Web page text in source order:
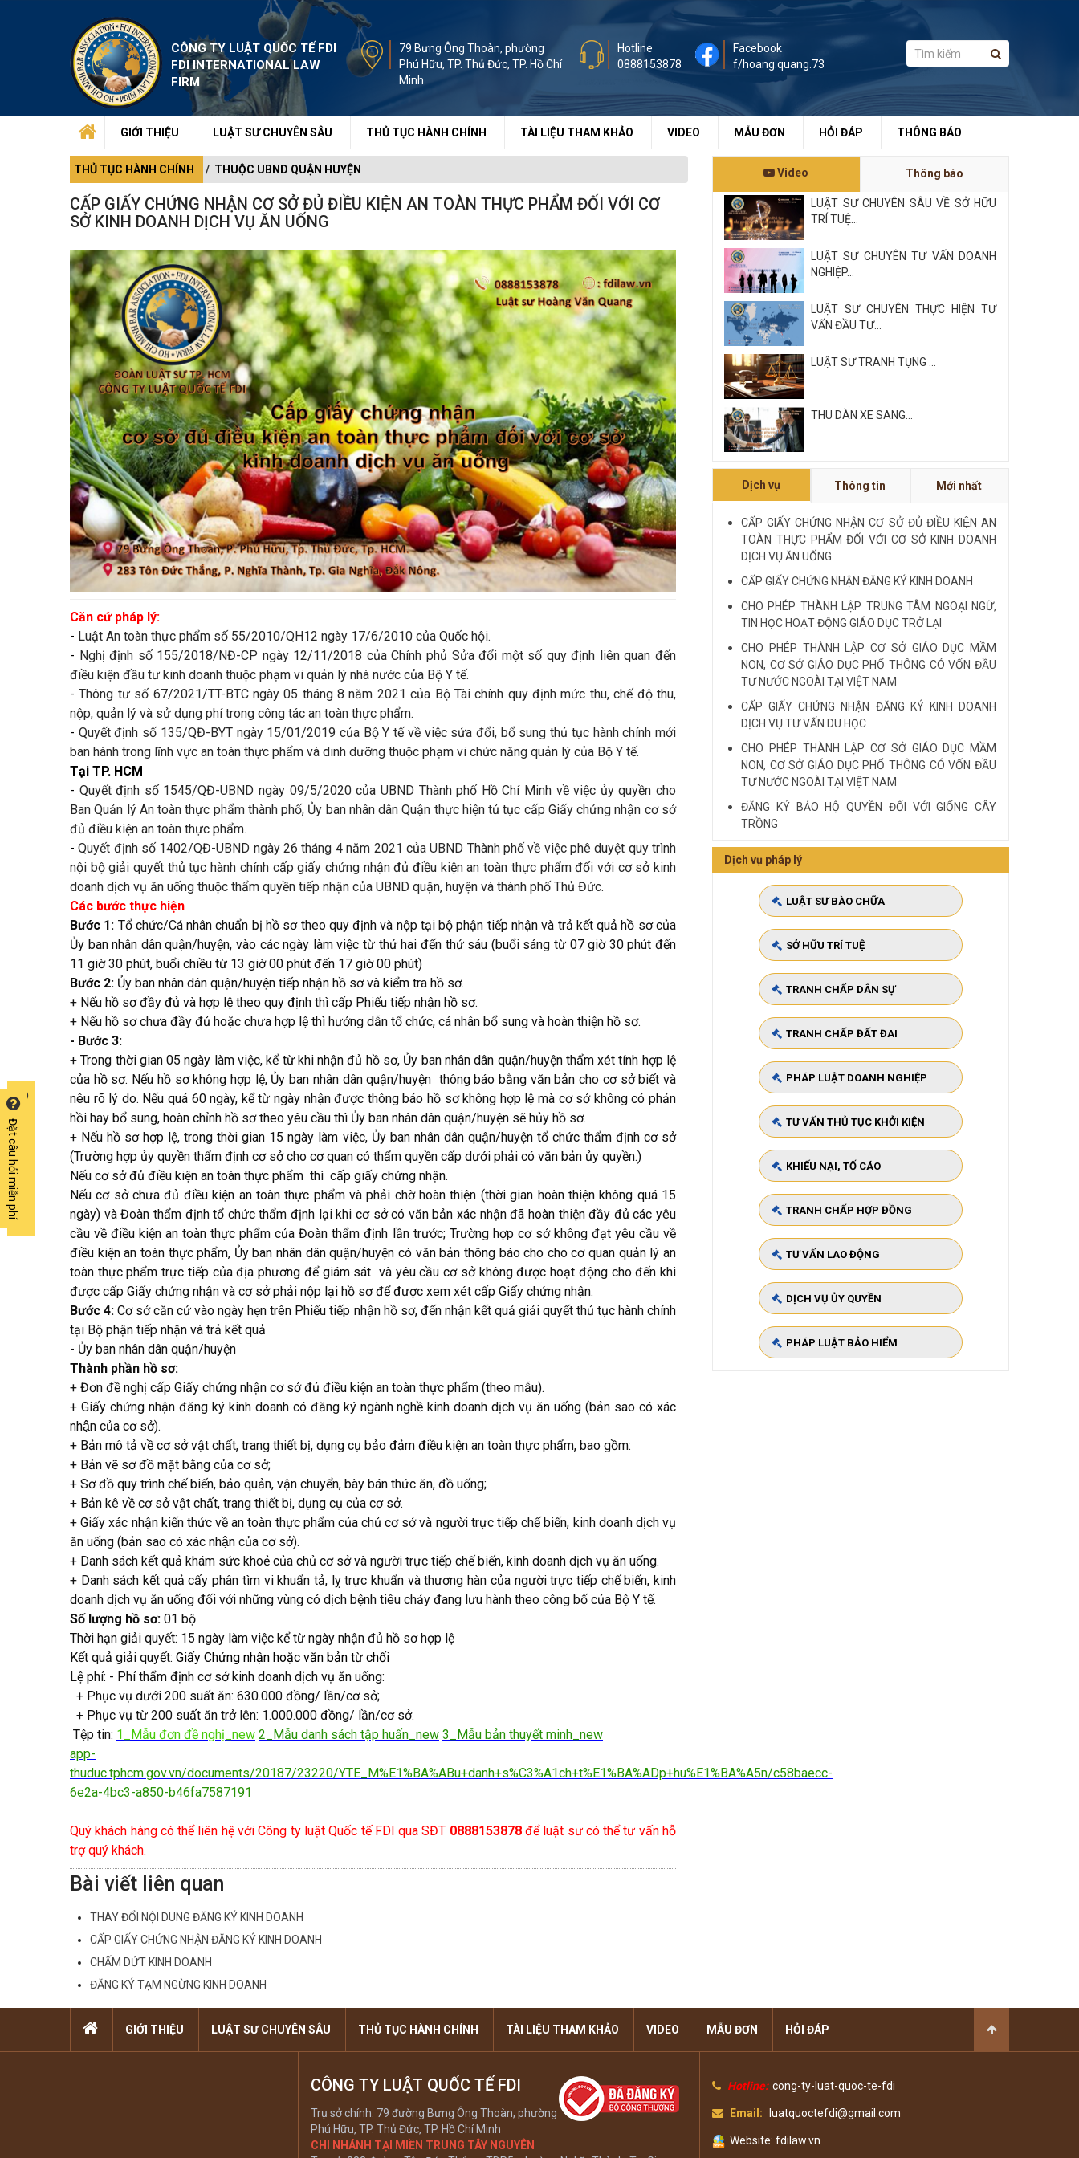
CÔNG TY LUẬT QUỐC TẾ FDI
FDI INTERNATIONAL LAW
FIRM
79 Bưng Ông Thoàn, phường
Phú Hữu, TP. Thủ Đức, TP. Hồ Chí
Minh
Hotline
0888153878
Facebook
f/hoang.quang.73
GIỚI THIỆU LUẬT SƯ CHUYÊN SÂU THỦ TỤC HÀNH CHÍNH TÀI LIỆU THAM KHẢO VIDEO MẪU ĐƠN HỎI ĐÁP THÔNG BÁO
THỦ TỤC HÀNH CHÍNH THUỘC UBND QUẬN HUYỆN
CẤP GIẤY CHỨNG NHẬN CƠ SỞ ĐỦ ĐIỀU KIỆN AN TOÀN THỰC PHẨM ĐỐI VỚI CƠ
SỞ KINH DOANH DỊCH VỤ ĂN UỐNG
Căn cứ pháp lý:
- Luật An toàn thực phẩm số 55/2010/QH12 ngày 17/6/2010 của Quốc hội.
- Nghị định số 155/2018/NĐ-CP ngày 12/11/2018 của Chính phủ Sửa đổi một số quy định liên quan đến
điều kiện đầu tư kinh doanh thuộc phạm vi quản lý nhà nước của Bộ Y tế.
-Thông tư số 67/2021/TT-BTC ngày 05 tháng 8 năm 2021 của Bộ Tài chính quy định mức thu, chế độ thu,
nộp, quản lý và sử dụng phí trong công tác an toàn thực phẩm.
- Quyết định số 135/QĐ-BYT ngày 15/01/2019 của Bộ Y tế về việc sửa đổi, bổ sung thủ tục hành chính mới
ban hành trong lĩnh vực an toàn thực phẩm và dinh dưỡng thuộc phạm vi chức năng quản lý của Bộ Y tế.
Tại TP. HCM
- Quyết định số 1545/QĐ-UBND ngày 09/5/2020 của UBND Thành phố Hồ Chí Minh về việc ủy quyền cho
Ban Quản lý An toàn thực phẩm thành phố, Ủy ban nhân dân Quận thực hiện tủ tục cấp Giấy chứng nhận cơ sở
đủ điều kiện an toàn thực phẩm.
-Quyết định số 1402/QĐ-UBND ngày 26 tháng 4 năm 2021 của UBND Thành phố về việc phê duyệt quy trình
nội bộ giải quyết thủ tục hành chính cấp giấy chứng nhận đủ điều kiện an toàn thực phẩm đối với cơ sở kinh
doanh dịch vụ ăn uống thuộc thẩm quyền tiếp nhận của UBND quận, huyện và thành phố Thủ Đức.
Các bước thực hiện
Bước 1 : Tổ chức/Cá nhân chuẩn bị hồ sơ theo quy định và nộp tại bộ phận tiếp nhận và trả kết quả hồ sơ của
Ủy ban nhân dân quận/huyện, vào các ngày làm việc từ thứ hai đến thứ sáu (buổi sáng từ 07 giờ 30 phút đến
11 giờ 30 phút, buổi chiều từ 13 giờ 00 phút đến 17 giờ 00 phút)
Bước 2: Ủy ban nhân dân quận/huyện tiếp nhận hồ sơ và kiểm tra hồ sơ.
+ Nếu hồ sơ đầy đủ và hợp lệ theo quy định thì cấp Phiếu tiếp nhận hồ sơ.
+ Nếu hồ sơ chưa đầy đủ hoặc chưa hợp lệ thì hướng dẫn tổ chức, cá nhân bổ sung và hoàn thiện hồ sơ.
- Bước 3:
+ Trong thời gian 05 ngày làm việc, kể từ khi nhận đủ hồ sơ, Ủy ban nhân dân quận/huyện thẩm xét tính hợp lệ
của hồ sơ. Nếu hồ sơ không hợp lệ, Ủy ban nhân dân quận/huyện thông báo bằng văn bản cho cơ sở biết và
nêu rõ lý do. Nếu quá 60 ngày, kể từ ngày nhận được thông báo hồ sơ không hợp lệ mà cơ sở không có phản
hồi hay bổ sung, hoàn chỉnh hồ sơ theo yêu cầu thì Ủy ban nhân dân quận/huyện sẽ hủy hồ sơ.
+ Nếu hồ sơ hợp lệ, trong thời gian 15 ngày làm việc, Ủy ban nhân dân quận/huyện tổ chức thẩm định cơ sở
(Trường hợp ủy quyền thẩm định cơ sở cho cơ quan có thẩm quyền cấp dưới phải có văn bản ủy quyền.)
Nếu cơ sở đủ điều kiện an toàn thực phẩm thì cấp giấy chứng nhận.
Nếu cơ sở chưa đủ điều kiện an toàn thực phẩm và phải chờ hoàn thiện (thời gian hoàn thiện không quá 15
ngày) và Đoàn thẩm định tổ chức thẩm định lại khi cơ sở có văn bản xác nhận đã hoàn thiện đầy đủ các yêu
cầu về điều kiện an toàn thực phẩm của Đoàn thẩm định lần trước; Trường hợp cơ sở không đạt yêu cầu về
điều kiện an toàn thực phẩm, Ủy ban nhân dân quận/huyện có văn bản thông báo cho cho cơ quan quản lý an
toàn thực phẩm trực tiếp của địa phương để giám sát và yêu cầu cơ sở không được hoạt động cho đến khi
được cấp Giấy chứng nhận và cơ sở phải nộp lại hồ sơ để được xem xét cấp Giấy chứng nhận.
Bước 4: Cơ sở căn cứ vào ngày hẹn trên Phiếu tiếp nhận hồ sơ, đến nhận kết quả giải quyết thủ tục hành chính
tại Bộ phận tiếp nhận và trả kết quả
- Ủy ban nhân dân quận/huyện
Thành phần hồ sơ:
+ Đơn đề nghị cấp Giấy chứng nhận cơ sở đủ điều kiện an toàn thực phẩm (theo mẫu).
+ Giấy chứng nhận đăng ký kinh doanh có đăng ký ngành nghề kinh doanh dịch vụ ăn uống (bản sao có xác
nhận của cơ sở).
+ Bản mô tả về cơ sở vật chất, trang thiết bị, dụng cụ bảo đảm điều kiện an toàn thực phẩm, bao gồm:
+ Bản vẽ sơ đồ mặt bằng của cơ sở;
+ Sơ đồ quy trình chế biến, bảo quản, vận chuyển, bày bán thức ăn, đồ uống;
+ Bản kê về cơ sở vật chất, trang thiết bị, dụng cụ của cơ sở.
+ Giấy xác nhận kiến thức về an toàn thực phẩm của chủ cơ sở và người trực tiếp chế biến, kinh doanh dịch vụ
ăn uống (bản sao có xác nhận của cơ sở).
+ Danh sách kết quả khám sức khoẻ của chủ cơ sở và người trực tiếp chế biến, kinh doanh dịch vụ ăn uống.
+ Danh sách kết quả cấy phân tìm vi khuẩn tả, lỵ trực khuẩn và thương hàn của người trực tiếp chế biến, kinh
doanh dịch vụ ăn uống đối với những vùng có dịch bệnh tiêu chảy đang lưu hành theo công bố của Bộ Y tế.
Số lượng hồ sơ: 01 bộ
Thời hạn giải quyết: 15 ngày làm việc kể từ ngày nhận đủ hồ sơ hợp lệ
Kết quả giải quyết: Giấy Chứng nhận hoặc văn bản từ chối
Lệ phí: - Phí thẩm định cơ sở kinh doanh dịch vụ ăn uống:
+ Phục vụ dưới 200 suất ăn: 630.000 đồng/ lần/cơ sở;
+ Phục vụ từ 200 suất ăn trở lên: 1.000.000 đồng/ lần/cơ sở.
Tệp tin: 1_Mẫu đơn đề nghị_new 2_Mẫu danh sách tập huấn_new 3_Mẫu bản thuyết minh_new
app-
thuduc.tphcm.gov.vn/documents/20187/23220/YTE_M%E1%BA%ABu+danh+s%C3%A1ch+t%E1%BA%ADp+hu%E1%BA%A5n/c58baecc-
6e2a-4bc3-a850-b46fa7587191
Quý khách hàng có thể liên hệ với Công ty luật Quốc tế FDI qua SĐT 0888153878 để luật sư có thể tư vấn hỗ
trợ quý khách.
Bài viết liên quan
THAY ĐỔI NỘI DUNG ĐĂNG KÝ KINH DOANH
CẤP GIẤY CHỨNG NHẬN ĐĂNG KÝ KINH DOANH
CHẤM DỨT KINH DOANH
ĐĂNG KÝ TẠM NGỪNG KINH DOANH
Video Thông báo
LUẬT SƯ CHUYÊN SÂU VỀ SỞ HỮU
TRÍ TUỆ...
LUẬT SƯ CHUYÊN TƯ VẤN DOANH
NGHIỆP...
LUẬT SƯ CHUYÊN THỰC HIỆN TƯ
VẤN ĐẦU TƯ...
LUẬT SƯ TRANH TỤNG ...
THU DÀN XE SANG...
NỘI QUY VÀ QUY CHẾ CÔNG TY
LUẬT SƯ CHUYÊN VỀ HÌNH SỰ...
Dịch vụ Thông tin Mới nhất
CẤP GIẤY CHỨNG NHẬN CƠ SỞ ĐỦ ĐIỀU KIỆN AN
TOÀN THỰC PHẨM ĐỐI VỚI CƠ SỞ KINH DOANH
DỊCH VỤ ĂN UỐNG
CẤP GIẤY CHỨNG NHẬN ĐĂNG KÝ KINH DOANH
CHO PHÉP THÀNH LẬP TRUNG TÂM NGOẠI NGỮ,
TIN HỌC HOẠT ĐỘNG GIÁO DỤC TRỞ LẠI
CHO PHÉP THÀNH LẬP CƠ SỞ GIÁO DỤC MẦM
NON, CƠ SỞ GIÁO DỤC PHỔ THÔNG CÓ VỐN ĐẦU
TƯ NƯỚC NGOÀI TẠI VIỆT NAM
CẤP GIẤY CHỨNG NHẬN ĐĂNG KÝ KINH DOANH
DỊCH VỤ TƯ VẤN DU HỌC
CHO PHÉP THÀNH LẬP CƠ SỞ GIÁO DỤC MẦM
NON, CƠ SỞ GIÁO DỤC PHỔ THÔNG CÓ VỐN ĐẦU
TƯ NƯỚC NGOÀI TẠI VIỆT NAM
ĐĂNG KÝ BẢO HỘ QUYỀN ĐỐI VỚI GIỐNG CÂY
TRỒNG
HIỆU LỰC ĐỐI KHÁNG VỚI BÊN THỨ BA
Quy định cá nhân nhận thế chấp QSD đất, tài sản
gắn liền với đất
VĂN PHÒNG LUẬT SƯ TƯ VẤN MIỄN PHÍ QUA ĐIỆN
THOẠI TẠI TP HCM
Xem tất cả
Dịch vụ pháp lý
LUẬT SƯ BÀO CHỮA
SỞ HỮU TRÍ TUỆ
TRANH CHẤP DÂN SỰ
TRANH CHẤP ĐẤT ĐAI
PHÁP LUẬT DOANH NGHIỆP
TƯ VẤN THỦ TỤC KHỞI KIỆN
KHIẾU NẠI, TỐ CÁO
TRANH CHẤP HỢP ĐỒNG
TƯ VẤN LAO ĐỘNG
DỊCH VỤ ỦY QUYỀN
PHÁP LUẬT BẢO HIỂM
�?t c�u h?i mi?n ph�
Đặt câu hỏi miễn phí
GIỚI THIỆU LUẬT SƯ CHUYÊN SÂU THỦ TỤC HÀNH CHÍNH TÀI LIỆU THAM KHẢO VIDEO MẪU ĐƠN HỎI ĐÁP
CÔNG TY LUẬT QUỐC TẾ FDI
Trụ sở chính: 79 đường Bưng Ông Thoàn, phường
Phú Hữu, TP. Thủ Đức, TP. Hồ Chí Minh
CHI NHÁNH TẠI MIỀN TRUNG TÂY NGUYÊN
Hotline: cong-ty-luat-quoc-te-fdi
Email: luatquoctefdi@gmail.com
Website: fdilaw.vn